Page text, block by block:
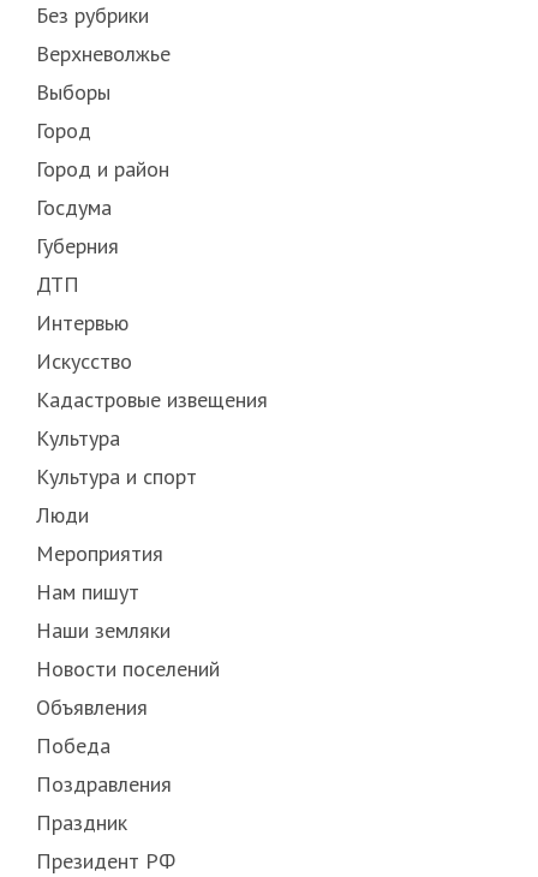
Без рубрики
Верхневолжье
Выборы
Город
Город и район
Госдума
Губерния
ДТП
Интервью
Искусство
Кадастровые извещения
Культура
Культура и спорт
Люди
Мероприятия
Нам пишут
Наши земляки
Новости поселений
Объявления
Победа
Поздравления
Праздник
Президент РФ